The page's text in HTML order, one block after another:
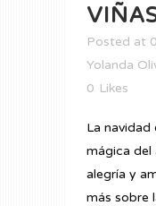
Posted at
Yolanda
0 Likes
La navidad
mágica del
alegría y
más sobre